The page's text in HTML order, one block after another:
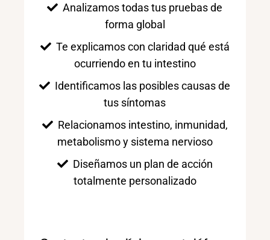
Analizamos todas tus pruebas de
forma global
Te explicamos con claridad qué está
ocurriendo en tu intestino
Identificamos las posibles causas de
tus síntomas
Relacionamos intestino, inmunidad,
metabolismo y sistema nervioso
Diseñamos un plan de acción
totalmente personalizado